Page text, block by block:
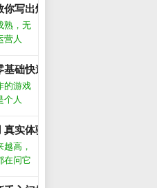
渐掌握
需输入
”或
写出爆款内容_
熟，无
营人
贴”层
正潜
深
础快速上手攻略_
的游戏
个人
工具的
，效
成靠谱
实体验告诉你答案_
高，
在问它